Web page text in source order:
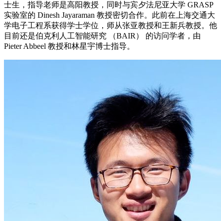
士生，指导老师是高阳教授，同时与宾夕法尼亚大学 GRASP
实验室的 Dinesh Jayaraman 教授密切合作。此前在上海交通大
学电子工程系获得学士学位，师从张亚教授和王新兵教授。他
目前还是伯克利人工智能研究 （BAIR） 的访问学者，由
Pieter Abbeel 教授和林星宇博士指导。